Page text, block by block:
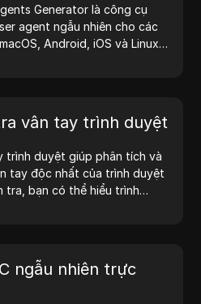
Generator là công cụ
agent ngẫu nhiên cho các
Android, iOS và Linux.
việc của bạn—bắt đầu tạo
vân tay trình duyệt
trình duyệt giúp phân tích và
tay độc nhất của trình duyệt
tra, bạn có thể hiểu trình
ngẫu nhiên trực